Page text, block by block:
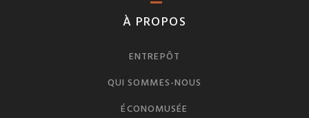
À PROPOS
ENTREPÔT
QUI SOMMES-NOUS
ÉCONOMUSÉE